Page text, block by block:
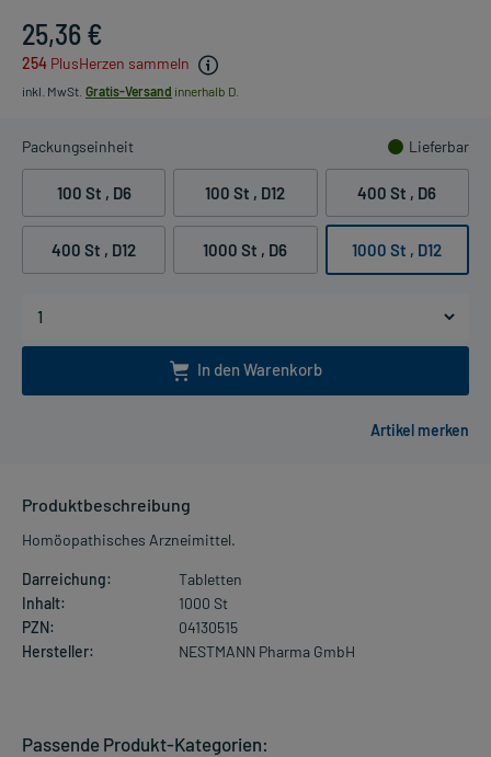
25,36 €
254 PlusHerzen sammeln
inkl. MwSt. Gratis-Versand innerhalb D.
Packungseinheit Lieferbar
100 St , D6 100 St , D12 400 St , D6
400 St , D12 1000 St , D6 1000 St , D12
In den Warenkorb
Produktbeschreibung
Homöopathisches Arzneimittel.
Darreichung:
Tabletten
Inhalt:
1000 St
PZN:
04130515
Hersteller:
NESTMANN Pharma GmbH
Passende Produkt-Kategorien: